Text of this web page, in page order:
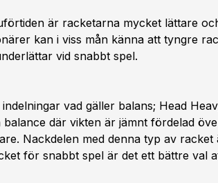
är racketarna mycket lättare
kan i viss mån känna att tyngre
vid snabbt spel.
vad gäller balans; Head
där vikten är jämnt fördelad
Nackdelen med denna typ av racket
för snabbt spel är det ett bättre val